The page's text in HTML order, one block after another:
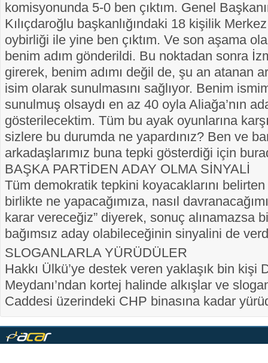
komisyonunda 5-0 ben çıktım. Genel
Kılıçdaroğlu başkanlığındaki 18 kişilik
oybirliği ile yine ben çıktım. Ve son aşama
benim adım gönderildi. Bu noktadan sonra
girerek, benim adımı değil de, şu an atanan
isim olarak sunulmasını sağlıyor. Benim
sunulmuş olsaydı en az 40 oyla Aliağa’nın
gösterilecektim. Tüm bu ayak oyunlarına
sizlere bu durumda ne yapardınız? Ben ve
arkadaşlarımız buna tepki gösterdiği için
BAŞKA PARTİDEN ADAY OLMA SİNYALİ
Tüm demokratik tepkini koyacaklarını
birlikte ne yapacağımıza, nasıl
karar vereceğiz” diyerek, sonuç alınamazsa
bağımsız aday olabileceğinin sinyalini de
SLOGANLARLA YÜRÜDÜLER
Hakkı Ülkü’ye destek veren yaklaşık bin kişi
Meydanı’ndan kortej halinde alkışlar ve
Caddesi üzerindeki CHP binasına kadar